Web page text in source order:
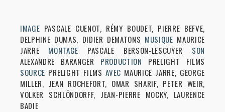
IMAGE PASCALE CUENOT, RÉMY BOUDET, PIERRE BEFVE,
DELPHINE DUMAS, DIDIER DEMATONS MUSIQUE MAURICE
JARRE MONTAGE PASCALE BERSON-LESCUYER SON
ALEXANDRE BARANGER PRODUCTION PRELIGHT FILMS
SOURCE PRELIGHT FILMSAVEC MAURICE JARRE, GEORGE
MILLER, JEAN ROCHEFORT, OMAR SHARIF, PETER WEIR,
VOLKER SCHLÖNDORFF, JEAN-PIERRE MOCKY, LAURENCE
BADIE